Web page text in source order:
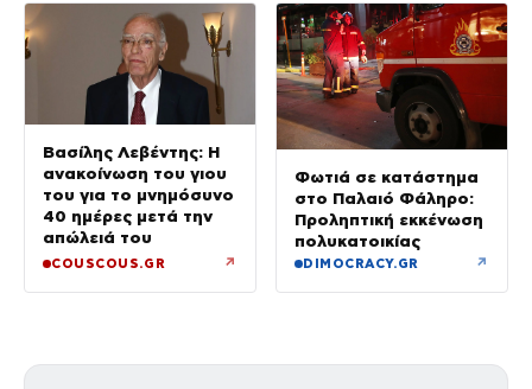
Βασίλης Λεβέντης: Η
ανακοίνωση του γιου
του για το μνημόσυνο
40 ημέρες μετά την
απώλειά του
COUSCOUS.GR ↗
Φωτιά σε κατάστημα
στο Παλαιό Φάληρο:
Προληπτική εκκένωση
πολυκατοικίας
DIMOCRACY.GR ↗